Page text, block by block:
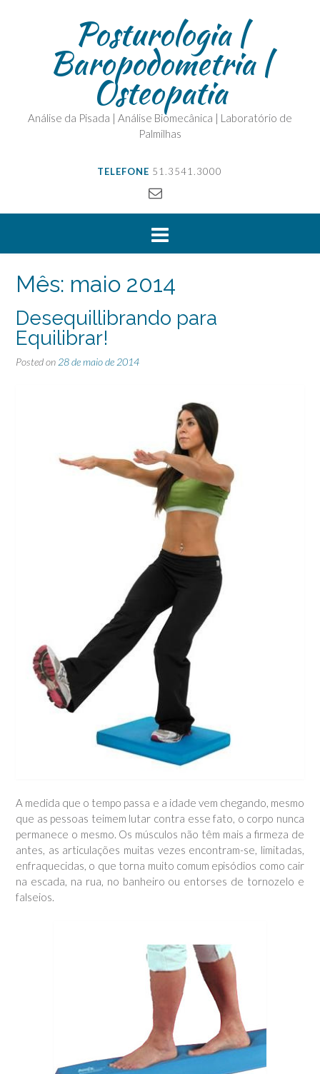
Posturologia |
Baropodometria |
Osteopatia
Análise da Pisada | Análise Biomecânica | Laboratório de
Palmilhas
TELEFONE 51.3541.3000
Mês: maio 2014
Desequillibrando para
Equilibrar!
Posted on 28 de maio de 2014
A medida que o tempo passa e a idade vem chegando, mesmo
que as pessoas teimem lutar contra esse fato, o corpo nunca
permanece o mesmo. Os músculos não têm mais a firmeza de
antes, as articulações muitas vezes encontram-se, limitadas,
enfraquecidas, o que torna muito comum episódios como cair
na escada, na rua, no banheiro ou entorses de tornozelo e
falseios.